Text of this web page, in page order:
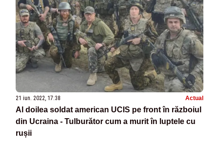
21 iun. 2022, 17:38 Actual
Al doilea soldat american UCIS pe front în războiul
din Ucraina - Tulburător cum a murit în luptele cu
rușii